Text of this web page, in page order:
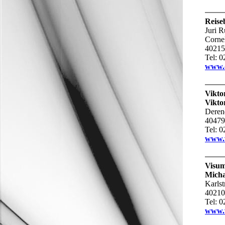
Juri
Tel:
Tel:
Tel: